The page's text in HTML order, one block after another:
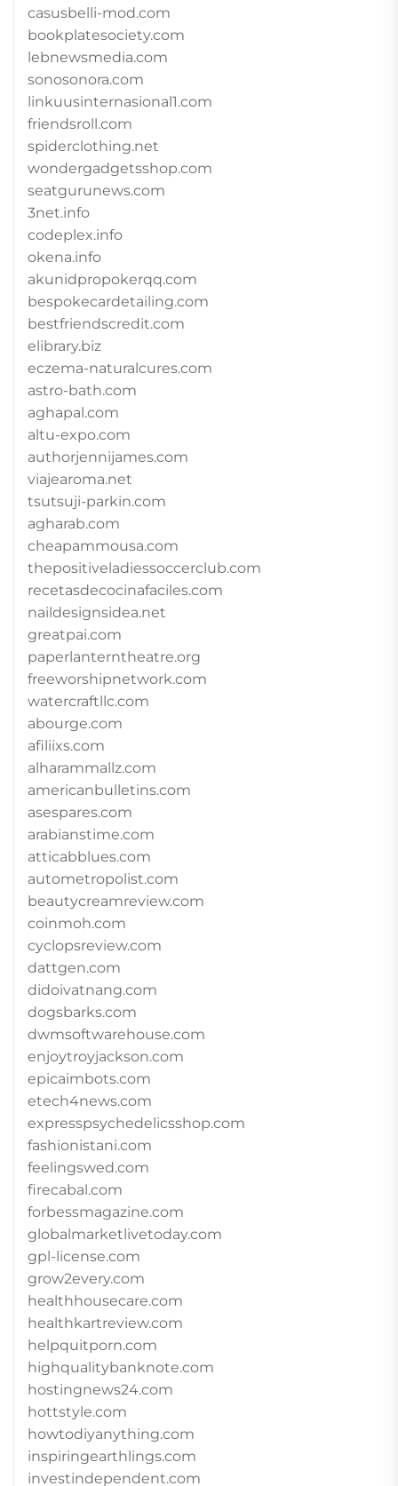
casusbelli-mod.com
bookplatesociety.com
lebnewsmedia.com
sonosonora.com
linkuusinternasional1.com
friendsroll.com
spiderclothing.net
wondergadgetsshop.com
seatgurunews.com
3net.info
codeplex.info
okena.info
akunidpropokerqq.com
bespokecardetailing.com
bestfriendscredit.com
elibrary.biz
eczema-naturalcures.com
astro-bath.com
aghapal.com
altu-expo.com
authorjennijames.com
viajearoma.net
tsutsuji-parkin.com
agharab.com
cheapammousa.com
thepositiveladiessoccerclub.com
recetasdecocinafaciles.com
naildesignsidea.net
greatpai.com
paperlanterntheatre.org
freeworshipnetwork.com
watercraftllc.com
abourge.com
afiliixs.com
alharammallz.com
americanbulletins.com
asespares.com
arabianstime.com
atticabblues.com
autometropolist.com
beautycreamreview.com
coinmoh.com
cyclopsreview.com
dattgen.com
didoivatnang.com
dogsbarks.com
dwmsoftwarehouse.com
enjoytroyjackson.com
epicaimbots.com
etech4news.com
expresspsychedelicsshop.com
fashionistani.com
feelingswed.com
firecabal.com
forbessmagazine.com
globalmarketlivetoday.com
gpl-license.com
grow2every.com
healthhousecare.com
healthkartreview.com
helpquitporn.com
highqualitybanknote.com
hostingnews24.com
hottstyle.com
howtodiyanything.com
inspiringearthlings.com
investindependent.com